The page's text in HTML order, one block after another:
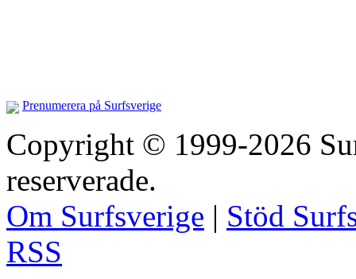
Prenumerera på Surfsverige
Copyright © 1999-2026
reserverade.
Om Surfsverige | Stöd
RSS